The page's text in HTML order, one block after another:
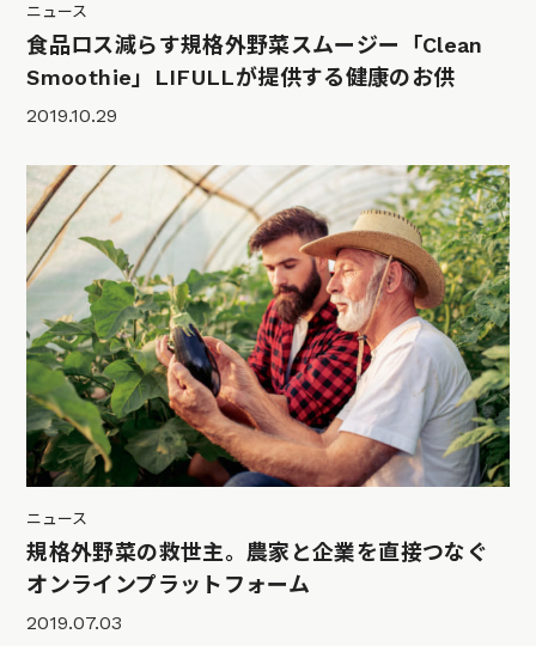
ニュース
食品ロス減らす規格外野菜スムージー「Clean
Smoothie」LIFULLが提供する健康のお供
2019.10.29
ニュース
規格外野菜の救世主。農家と企業を直接つなぐ
オンラインプラットフォーム
2019.07.03